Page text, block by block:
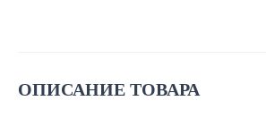
ОПИСАНИЕ ТОВАРА